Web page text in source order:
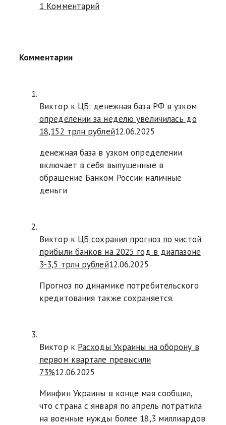
1 Комментарий
Комментарии
Виктор к ЦБ: денежная база РФ в узком
определении за неделю увеличилась до
18,152 трлн рублей12.06.2025
денежная база в узком определении
включает в себя выпущенные в
обращение Банком России наличные
деньги
Виктор к ЦБ сохранил прогноз по чистой
прибыли банков на 2025 год в диапазоне
3-3,5 трлн рублей12.06.2025
Прогноз по динамике потребительского
кредитования также сохраняется.
Виктор к Расходы Украины на оборону в
первом квартале превысили
73%12.06.2025
Минфин Украины в конце мая сообщил,
что страна с января по апрель потратила
на военные нужды более 18,3 миллиардов